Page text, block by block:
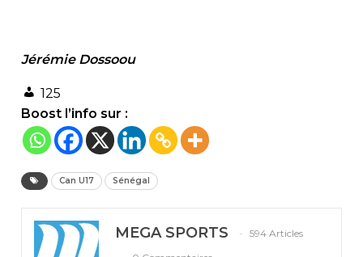
Jérémie Dossoou
125
Boost l’info sur :
Can U17 Sénégal
MEGA SPORTS
594 Articles